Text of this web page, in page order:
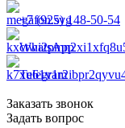
+7 (925) 148-50-54
WhatsApp
Telegram
Заказать звонок
Задать вопрос